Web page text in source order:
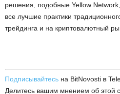
решения, подобные Yellow Network,
все лучшие практики
трейдинга и на криптовалютный
Подписывайтесь на BitNovosti в
Делитесь вашим мнением об этой